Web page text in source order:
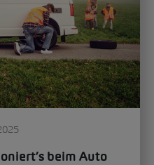
beim Auto